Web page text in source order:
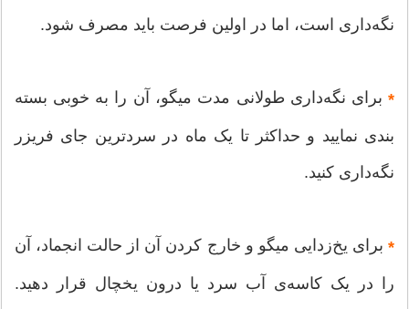
نگه‌داری است، اما در اولین فرصت باید مصرف شود.
*برای نگه‌داری طولانی مدت میگو، آن را به خوبی بسته
بندی نمایید و حداکثر تا یک ماه در سردترین جای فریزر
نگه‌داری کنید.
*برای یخ‌زدایی میگو و خارج کردن آن از حالت انجماد، آن
را در یک کاسه‌ی آب سرد یا درون یخچال قرار دهید.